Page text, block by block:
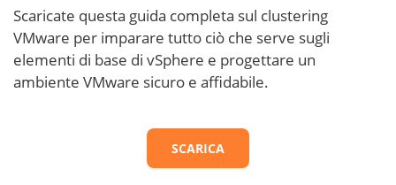
Scaricate questa guida completa sul clustering
VMware per imparare tutto ciò che serve sugli
elementi di base di vSphere e progettare un
ambiente VMware sicuro e affidabile.
SCARICA